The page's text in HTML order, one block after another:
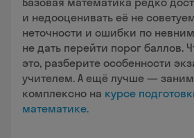
и недооценивать её не
неточности и ошибки по
не дать перейти порог баллов.
это, разберите особенности
учителем. А ещё лучше —
комплексно на курсе
математике.